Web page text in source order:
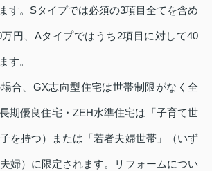
す。Sタイプでは必須の3項目全てを含め
円、Aタイプではうち2項目に対して40
す。
合、GX志向型住宅は世帯制限がなく全
期優良住宅・ZEH水準住宅は「子育て世
を持つ）または「若者夫婦世帯」（いず
婦）に限定されます。リフォームについ